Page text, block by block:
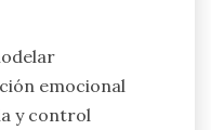
emocional
y control